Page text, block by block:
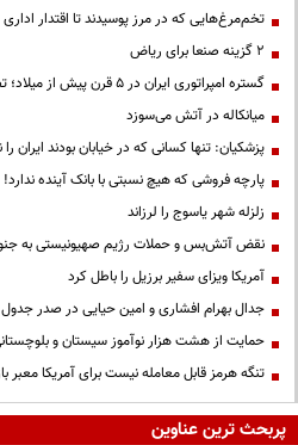
تخم‌مرغ‌هایی که در مرز پوسیدند تا اقتدار
۲ گزینه صنعا برای ریاض
گستره امپراتوری ایران در ۵ قرن پیش از میلاد؛ تصویری از ایران ۲۵ قرن پیش
میانکاله در آتش می‌سوزد
پزشکیان: تنها کسانی که در خیابان بودند ایران
پارچه فروشی که هیچ نسبتی با بانک آینده ندارد!
زلزله شهر یاسوج را لرزاند
نقض آتش‌بس و حملات رژیم صهیونیستی به
آمریکا ویزای سفیر برزیل را باطل کرد
جدال بهرام افشاری و امین حیایی در صدر جدول
حمایت از هشت هزار نوآموز سیستان و
تنگه هرمز قابل معامله نیست برای آمریکا معبر
پربحث ترین عناوین